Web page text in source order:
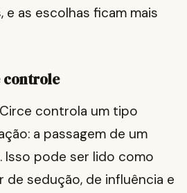
e as escolhas ficam mais
controle
controla um tipo
a passagem de um
pode ser lido como
sedução, de influência e